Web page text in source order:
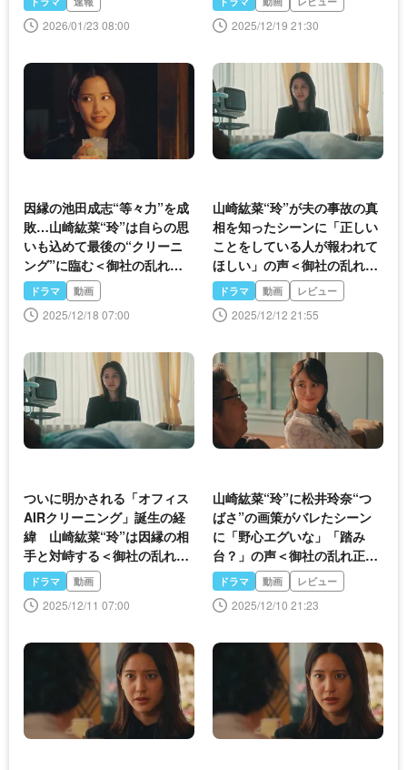
2026/01/23 08:00 2025/12/19 21:30
因縁の池田成志“等々力”を成
敗…山崎紘菜“玲”は自らの思
いも込めて最後の“クリーニ
ング”に臨む＜御社の乱れ正
します！2＞
ドラマ 動画
2025/12/18 07:00
山崎紘菜“玲”が夫の事故の真
相を知ったシーンに「正しい
ことをしている人が報われて
ほしい」の声＜御社の乱れ正
します！2＞
ドラマ 動画 レビュー
2025/12/12 21:55
ついに明かされる「オフィス
AIRクリーニング」誕生の経
緯 山崎紘菜“玲”は因縁の相
手と対峙する＜御社の乱れ正
します！2＞
ドラマ 動画
2025/12/11 07:00
山崎紘菜“玲”に松井玲奈“つ
ばさ”の画策がバレたシーン
に「野心エグいな」「踏み
台？」の声＜御社の乱れ正し
ます！2＞
ドラマ 動画 レビュー
2025/12/10 21:23